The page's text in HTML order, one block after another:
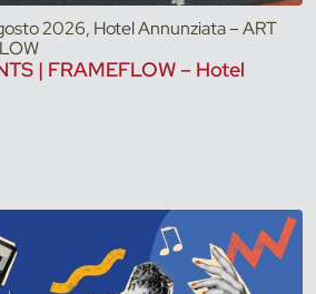
2026, Hotel Annunziata – ART
| FRAMEFLOW – Hotel